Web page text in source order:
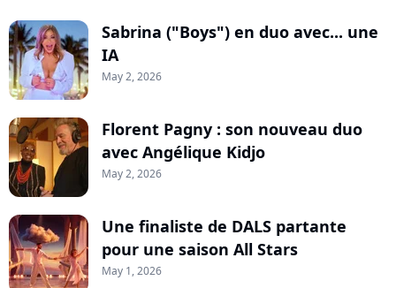
Sabrina ("Boys") en duo avec... une
IA
May 2, 2026
Florent Pagny : son nouveau duo
avec Angélique Kidjo
May 2, 2026
Une finaliste de DALS partante
pour une saison All Stars
May 1, 2026